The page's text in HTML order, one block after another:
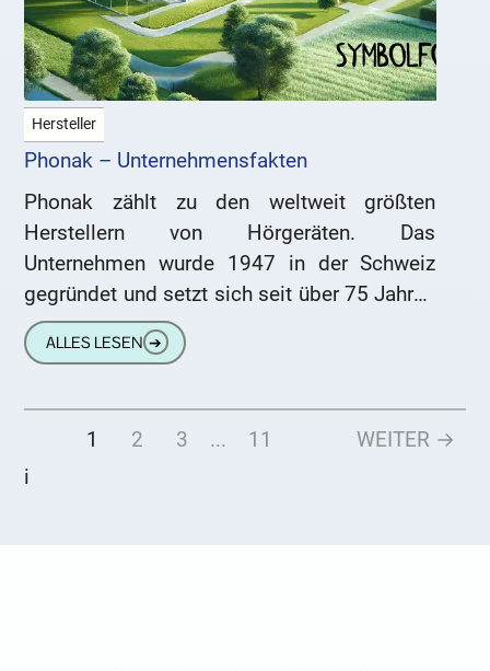
Hersteller
Phonak – Unternehmensfakten
Phonak zählt zu den weltweit größten
Herstellern von Hörgeräten. Das
Unternehmen wurde 1947 in der Schweiz
gegründet und setzt sich seit über 75 Jahren
dafür ein, Menschen uneingeschränkten
Zugang zu
ALLES LESEN ➔
1 2 3 ... 11
WEITER →
i